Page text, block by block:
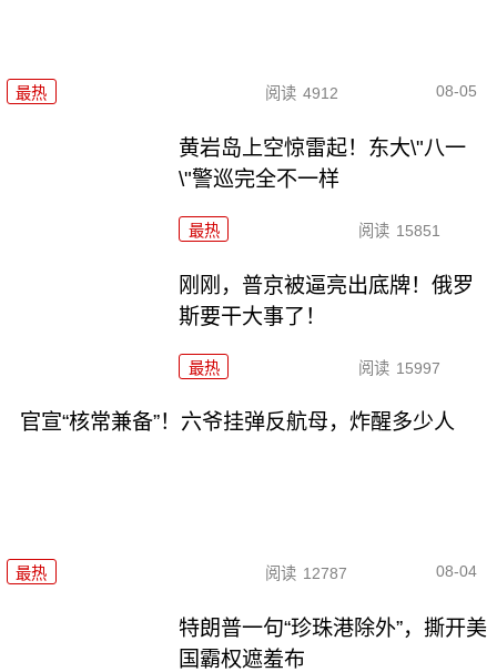
最热 阅读 4912 08-05
黄岩岛上空惊雷起！东大\"八一
\"警巡完全不一样
最热 阅读 15851
刚刚，普京被逼亮出底牌！俄罗
斯要干大事了！
最热 阅读 15997
官宣“核常兼备”！六爷挂弹反航母，炸醒多少人
最热 阅读 12787 08-04
特朗普一句“珍珠港除外”，撕开美
国霸权遮羞布